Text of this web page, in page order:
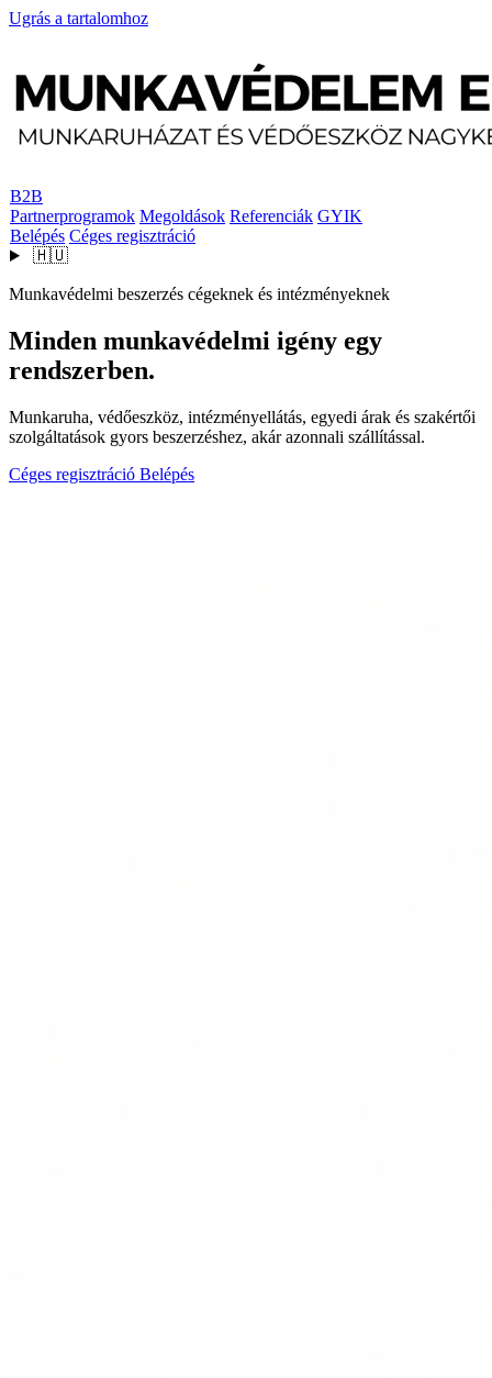
Ugrás a tartalomhoz
B2B
Partnerprogramok Megoldások Referenciák GYIK
Belépés Céges regisztráció
🇭🇺
Munkavédelmi beszerzés cégeknek és intézményeknek
Minden munkavédelmi igény egy
rendszerben.
Munkaruha, védőeszköz, intézményellátás, egyedi árak és szakértői
szolgáltatások gyors beszerzéshez, akár azonnali szállítással.
Céges regisztráció Belépés